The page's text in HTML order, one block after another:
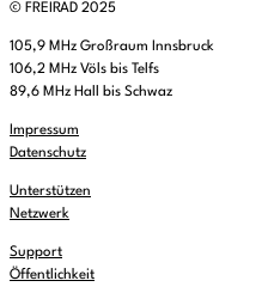
© FREIRAD 2025
105,9 MHz Großraum Innsbruck
106,2 MHz Völs bis Telfs
89,6 MHz Hall bis Schwaz
Impressum
Datenschutz
Unterstützen
Netzwerk
Support
Öffentlichkeit